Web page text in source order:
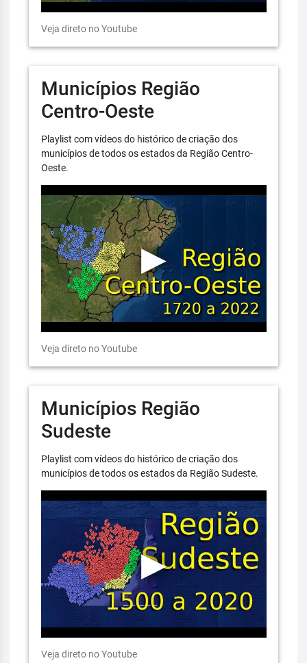
Veja direto no Youtube
Municípios Região
Centro-Oeste
Playlist com vídeos do histórico de criação dos
municípios de todos os estados da Região Centro-
Oeste.
Veja direto no Youtube
Municípios Região
Sudeste
Playlist com vídeos do histórico de criação dos
municípios de todos os estados da Região Sudeste.
Veja direto no Youtube